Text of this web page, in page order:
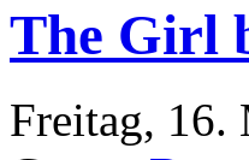
The Girl
Freitag,